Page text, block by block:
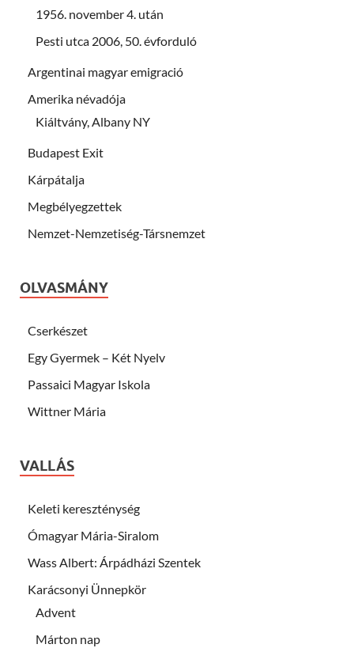
1956. november 4. után
Pesti utca 2006, 50. évforduló
Argentinai magyar emigració
Amerika névadója
Kiáltvány, Albany NY
Budapest Exit
Kárpátalja
Megbélyegzettek
Nemzet-Nemzetiség-Társnemzet
OLVASMÁNY
Cserkészet
Egy Gyermek – Két Nyelv
Passaici Magyar Iskola
Wittner Mária
VALLÁS
Keleti kereszténység
Ómagyar Mária-Siralom
Wass Albert: Árpádházi Szentek
Karácsonyi Ünnepkör
Advent
Márton nap